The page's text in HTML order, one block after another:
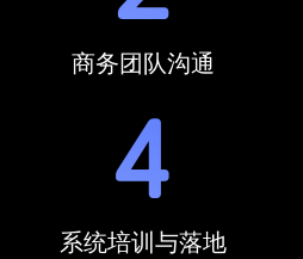
商务团队沟通
系统培训与落地